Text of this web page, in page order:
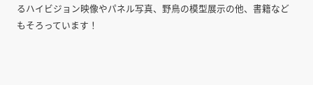
るハイビジョン映像やパネル写真、野鳥の模型展示の他、書籍など
もそろっています！